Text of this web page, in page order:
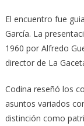
El encuentro fue
García. La
1960 por Alfredo
director de La
Codina reseñó los
asuntos variados
distinción como